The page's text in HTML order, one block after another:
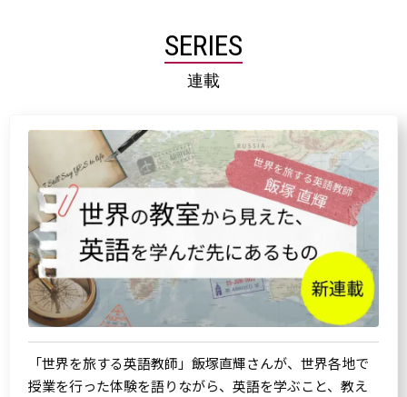
SERIES
連載
「世界を旅する英語教師」飯塚直輝さんが、世界各地で
授業を行った体験を語りながら、英語を学ぶこと、教え